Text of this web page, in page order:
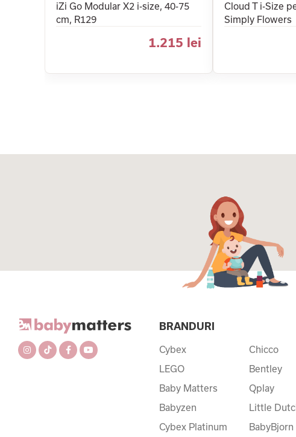
iZi Go Modular X2 i-size, 40-75
cm, R129
1.215 lei
Cloud T i-Size
Simply Flowers
BRANDURI
Cybex
LEGO
Baby Matters
Babyzen
Cybex Platinum
Chicco
Bentley
Qplay
Little
BabyBjorn